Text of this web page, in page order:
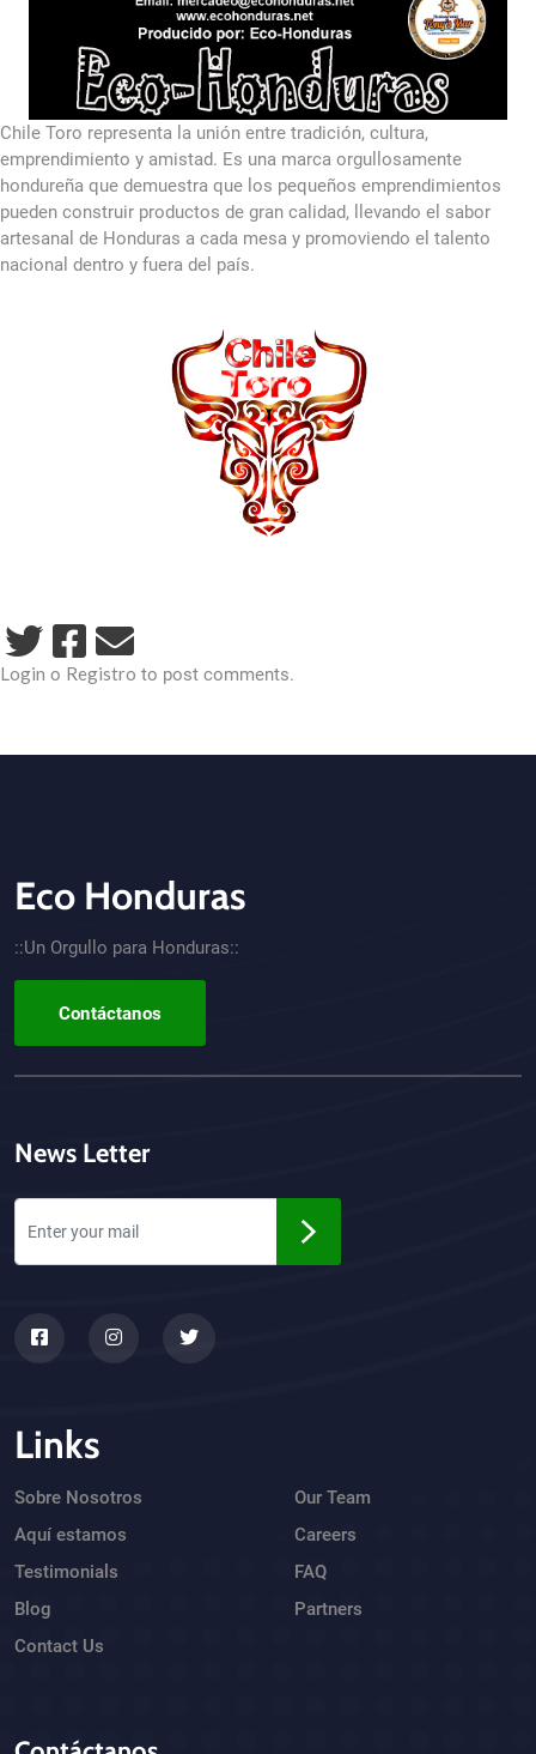
Chile Toro representa la unión entre tradición, cultura,
emprendimiento y amistad. Es una marca orgullosamente
hondureña que demuestra que los pequeños emprendimientos
pueden construir productos de gran calidad, llevando el sabor
artesanal de Honduras a cada mesa y promoviendo el talento
nacional dentro y fuera del país.
Login o Registro to post comments.
CTA - Footer
Eco Honduras
::Un Orgullo para Honduras::
Contáctanos
News Letter
Links
Sobre Nosotros
Aquí estamos
Testimonials
Blog
Contact Us
Our Team
Careers
FAQ
Partners